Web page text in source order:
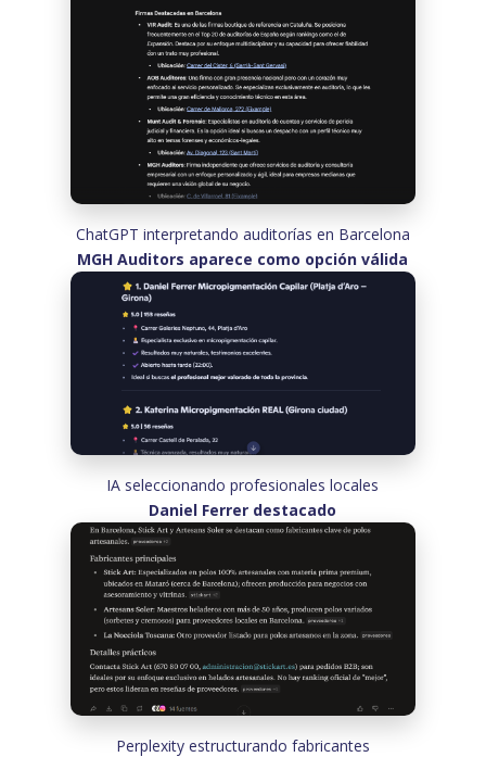
ChatGPT interpretando auditorías en Barcelona
MGH Auditors aparece como opción válida
IA seleccionando profesionales locales
Daniel Ferrer destacado
Perplexity estructurando fabricantes